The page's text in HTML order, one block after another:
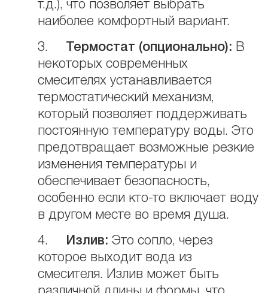
т.д.), что позволяет выбрать
наиболее комфортный вариант.
3. Термостат (опционально): В
некоторых современных
смесителях устанавливается
термостатический механизм,
который позволяет поддерживать
постоянную температуру воды. Это
предотвращает возможные резкие
изменения температуры и
обеспечивает безопасность,
особенно если кто-то включает воду
в другом месте во время душа.
4. Излив: Это сопло, через
которое выходит вода из
смесителя. Излив может быть